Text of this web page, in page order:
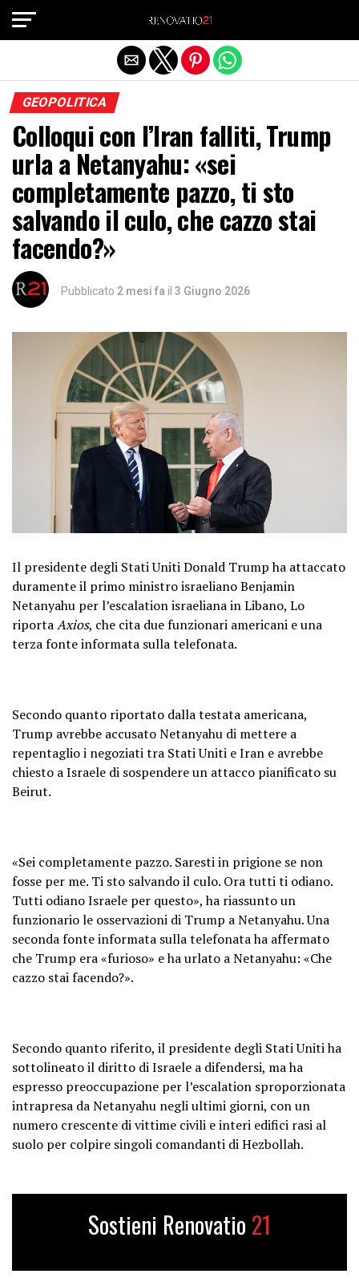
GEOPOLITICA
Colloqui con l’Iran falliti, Trump
urla a Netanyahu: «sei
completamente pazzo, ti sto
salvando il culo, che cazzo stai
facendo?»
Pubblicato 2 mesi fa il 3 Giugno 2026
Il presidente degli Stati Uniti Donald Trump ha attaccato
duramente il primo ministro israeliano Benjamin
Netanyahu per l’escalation israeliana in Libano, Lo
riportaAxios, che cita due funzionari americani e una
terza fonte informata sulla telefonata.
Secondo quanto riportato dalla testata americana,
Trump avrebbe accusato Netanyahu di mettere a
repentaglio i negoziati tra Stati Uniti e Iran e avrebbe
chiesto a Israele di sospendere un attacco pianificato su
Beirut.
«Sei completamente pazzo. Saresti in prigione se non
fosse per me. Ti sto salvando il culo. Ora tutti ti odiano.
Tutti odiano Israele per questo», ha riassunto un
funzionario le osservazioni di Trump a Netanyahu. Una
seconda fonte informata sulla telefonata ha affermato
che Trump era «furioso» e ha urlato a Netanyahu: «Che
cazzo stai facendo?».
Secondo quanto riferito, il presidente degli Stati Uniti ha
sottolineato il diritto di Israele a difendersi, ma ha
espresso preoccupazione per l’escalation sproporzionata
intrapresa da Netanyahu negli ultimi giorni, con un
numero crescente di vittime civili e interi edifici rasi al
suolo per colpire singoli comandanti di Hezbollah.
Sostieni Renovatio 21
Exit mobile version